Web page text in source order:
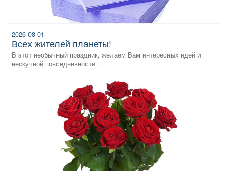
2026-08-01
всех жителей планеты!
В этот необычный праздник, желаем Вам интересных идей и
нескучной повседневности...